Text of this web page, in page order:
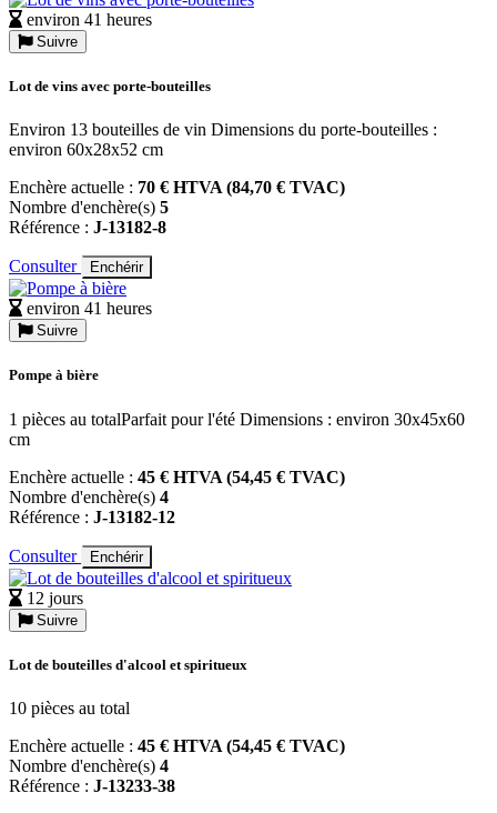
environ 41 heures
Suivre
Lot de vins avec porte-bouteilles
Environ 13 bouteilles de vin Dimensions du porte-bouteilles :
environ 60x28x52 cm
Enchère actuelle : 70 € HTVA (84,70 € TVAC)
Nombre d'enchère(s) 5
Référence : J-13182-8
Consulter Enchérir
environ 41 heures
Suivre
Pompe à bière
1 pièces au totalParfait pour l'été Dimensions : environ 30x45x60
cm
Enchère actuelle : 45 € HTVA (54,45 € TVAC)
Nombre d'enchère(s) 4
Référence : J-13182-12
Consulter Enchérir
12 jours
Suivre
Lot de bouteilles d'alcool et spiritueux
10 pièces au total
Enchère actuelle : 45 € HTVA (54,45 € TVAC)
Nombre d'enchère(s) 4
Référence : J-13233-38